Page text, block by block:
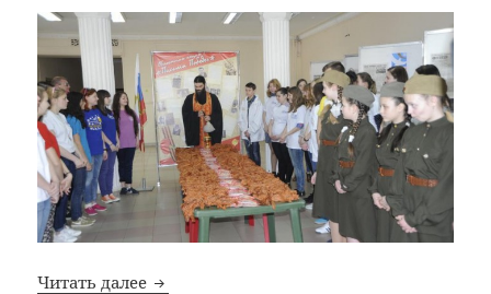
Читать далее Освящение георгиевских лент